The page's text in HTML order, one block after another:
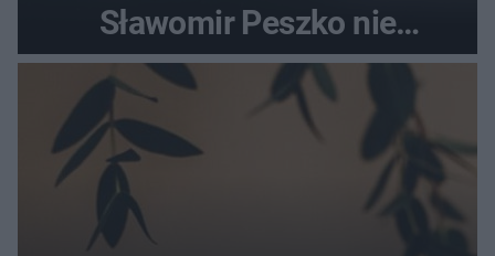
Sławomir Peszko nie
dotrzymał słowa?